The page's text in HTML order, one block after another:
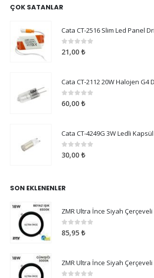
ÇOK SATANLAR
Cata CT-2516 Slim Led Panel
05 üzerinden
21,00 ₺
Cata CT-2112 20W Halojen G4
05 üzerinden
60,00 ₺
Cata CT-4249G 3W Ledli Kapsül
05 üzerinden
30,00 ₺
SON EKLENENLER
05 üzerinden
85,95 ₺